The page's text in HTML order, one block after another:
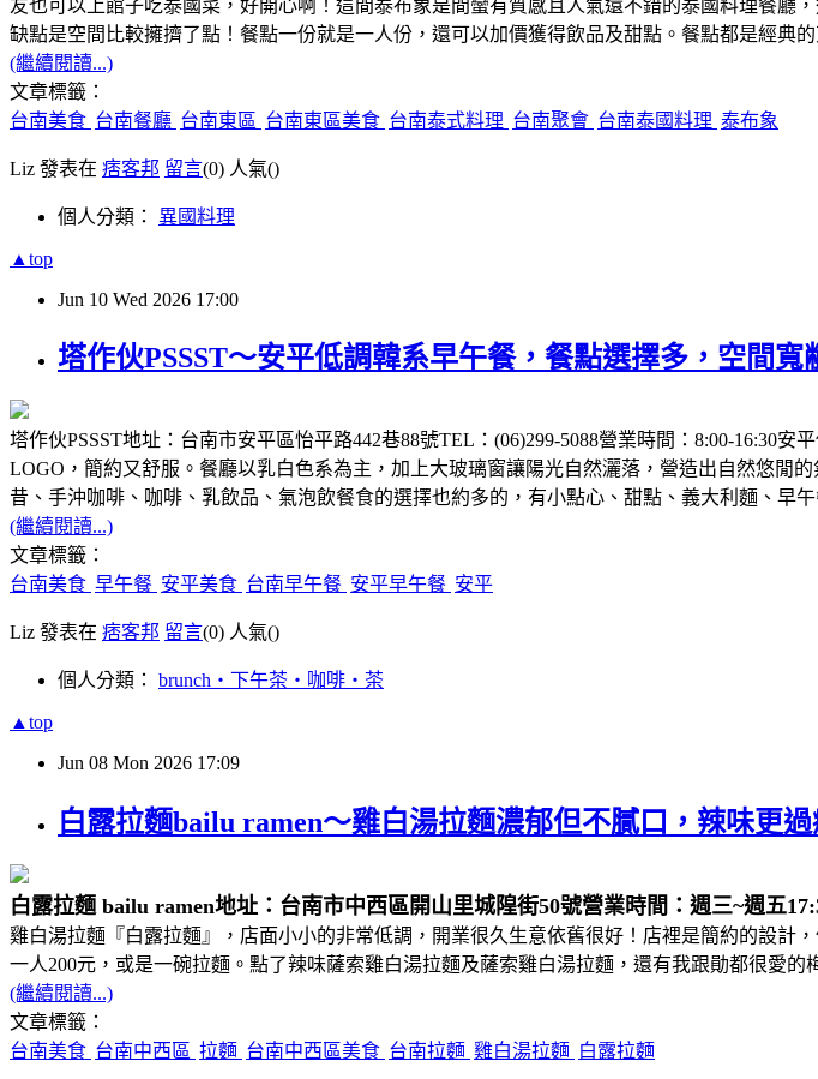
友也可以上館子吃泰國菜，好開心啊！這間泰布象是間蠻有質感且人氣還不錯的泰國料理餐
缺點是空間比較擁擠了點！餐點一份就是一人份，還可以加價獲得飲品及甜點。餐點都是經典
(繼續閱讀...)
文章標籤：
台南美食 台南餐廳 台南東區 台南東區美食 台南泰式料理 台南聚會 台南泰國料理 泰布象
Liz 發表在 痞客邦 留言(0) 人氣()
個人分類： 異國料理
▲top
Jun 10 Wed 2026 17:00
塔作伙PSSST～安平低調韓系早午餐，餐點選擇多，空間寬
塔作伙PSSST地址：台南市安平區怡平路442巷88號TEL：(06)299-5088營業時間：8:00-16:30
LOGO，簡約又舒服。餐廳以乳白色系為主，加上大玻璃窗讓陽光自然灑落，營造出自然悠閒
昔、手沖咖啡、咖啡、乳飲品、氣泡飲餐食的選擇也約多的，有小點心、甜點、義大利麵、早
(繼續閱讀...)
文章標籤：
台南美食 早午餐 安平美食 台南早午餐 安平早午餐 安平
Liz 發表在 痞客邦 留言(0) 人氣()
個人分類： brunch‧下午茶‧咖啡‧茶
▲top
Jun 08 Mon 2026 17:09
白露拉麵bailu ramen～雞白湯拉麵濃郁但不膩口，辣味更過
白露拉麵 bailu ramen地址：台南市中西區開山里城隍街50號營業時間：週三~週五
雞白湯拉麵『白露拉麵』，店面小小的非常低調，開業很久生意依舊很好！店裡是簡約的設計
一人200元，或是一碗拉麵。點了辣味薩索雞白湯拉麵及薩索雞白湯拉麵，還有我跟勛都很愛的
(繼續閱讀...)
文章標籤：
台南美食 台南中西區 拉麵 台南中西區美食 台南拉麵 雞白湯拉麵 白露拉麵